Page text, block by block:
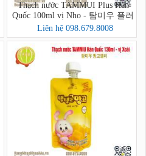
Thạch nước TAMMUI Plus Hàn
Quốc 100ml vị Nho - 탐미우 플러
스 포도즙
Liên hệ 098.679.8008